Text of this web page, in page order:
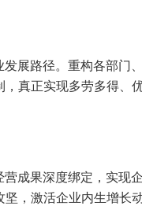
展路径。重构各部
真正实现多劳多得、
成果深度绑定，实
，激活企业内生增长